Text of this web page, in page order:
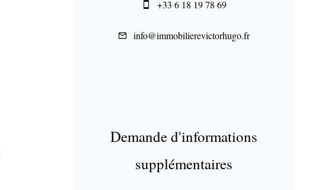
+33 6 18 19 78 69
info@immobilierevictorhugo.fr
Demande d'informations
supplémentaires